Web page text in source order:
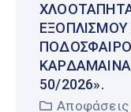
50/2026».